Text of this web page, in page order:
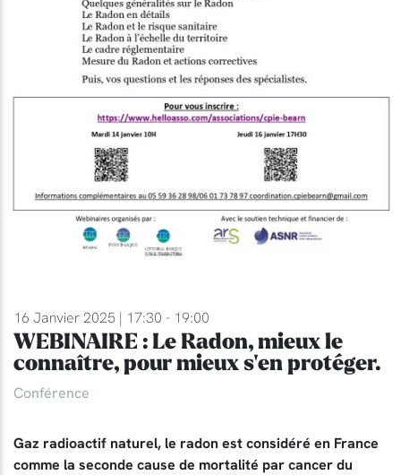
16 Janvier 2025 | 17:30 - 19:00
WEBINAIRE : Le Radon, mieux le
connaître, pour mieux s'en protéger.
Conférence
Gaz radioactif naturel, le radon est considéré en France
comme la seconde cause de mortalité par cancer du